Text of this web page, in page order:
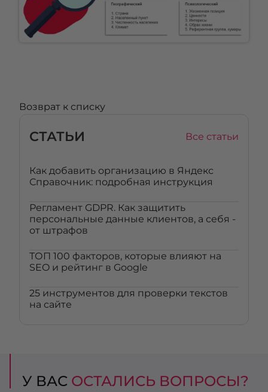
СТАТЬИ Все статьи
Как добавить организацию в Яндекс
Справочник: подробная инструкция
Регламент GDPR. Как защитить
персональные данные клиентов, а себя -
от штрафов
ТОП 100 факторов, которые влияют на
SEO и рейтинг в Google
25 инструментов для проверки текстов
на сайте
Возврат к списку
У ВАС ОСТАЛИСЬ ВОПРОСЫ?